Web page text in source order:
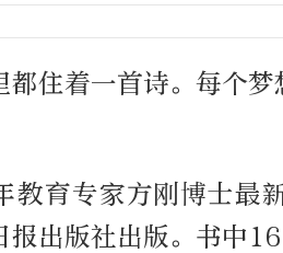
都住着一首诗。每个
教育专家方刚博士最
报出版社出版。书中